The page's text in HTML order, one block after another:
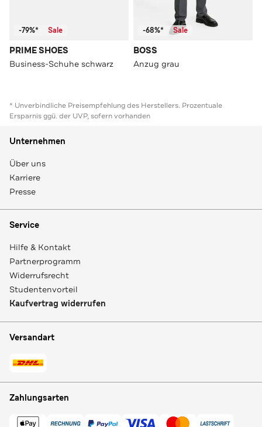
-79%* Sale
PRIME SHOES
Business-Schuhe schwarz
-68%* Sale
BOSS
Anzug grau
* Unverbindliche Preisempfehlung des Herstellers. Prozentuale
Ersparnis ggü. der UVP, sofern vorhanden
Unternehmen
Über uns
Karriere
Presse
Service
Hilfe & Kontakt
Partnerprogramm
Widerrufsrecht
Studentenvorteil
Kaufvertrag widerrufen
Versandart
Zahlungsarten